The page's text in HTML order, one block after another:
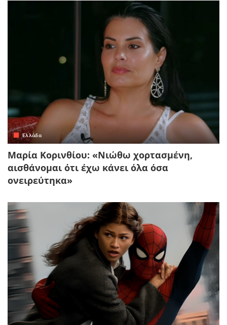
Ελλάδα
Μαρία Κορινθίου: «Νιώθω χορτασμένη,
αισθάνομαι ότι έχω κάνει όλα όσα
ονειρεύτηκα»